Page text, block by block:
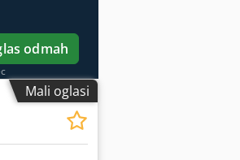
odmah
Mali oglasi